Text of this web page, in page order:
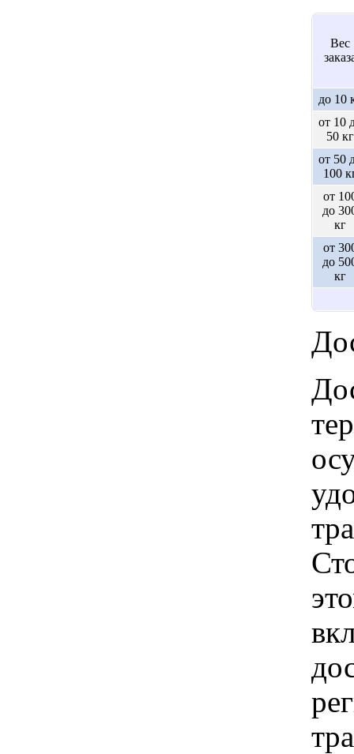
Вес
до 10
от 10
50 кг
от 50
100
от
до
кг
от
до
кг